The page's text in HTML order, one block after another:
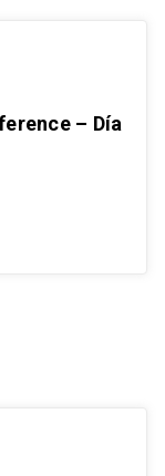
– Día